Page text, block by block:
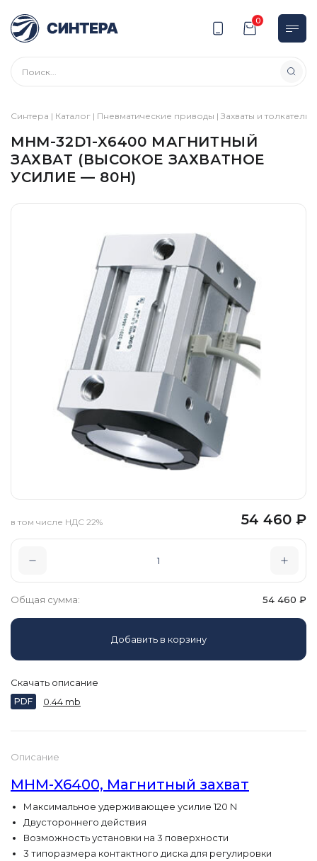
0
Синтера | Каталог | Пневматические приводы | Захваты и толкатели
MHM-32D1-X6400 МАГНИТНЫЙ
ЗАХВАТ (ВЫСОКОЕ ЗАХВАТНОЕ
УСИЛИЕ — 80Н)
Описание
MHM-X6400, Магнитный захват
Максимальное удерживающее усилие 120 N
Двустороннего действия
Возможность установки на 3 поверхности
3 типоразмера контактного диска для регулировки
54 460 ₽
в том числе НДС 22%
Общая сумма: 54 460 ₽
Добавить в корзину
Скачать описание
PDF 0.44 mb